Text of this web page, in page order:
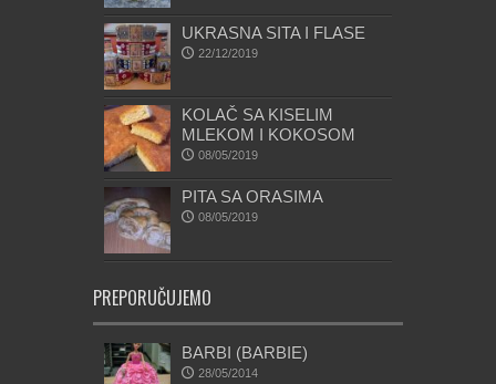
UKRASNA SITA I FLASE
22/12/2019
KOLAČ SA KISELIM
MLEKOM I KOKOSOM
08/05/2019
PITA SA ORASIMA
08/05/2019
PREPORUČUJEMO
BARBI (BARBIE)
28/05/2014